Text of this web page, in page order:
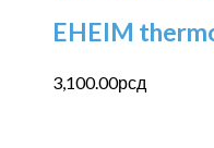
EHEIM
3,100.00рсд